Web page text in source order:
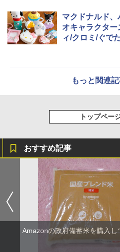
マクドナルド、
オキャラクタ
ィ/クロミ/ぐで
もっと関連
トップペー
おすすめ記事
Amazonの政府備蓄米を購入し